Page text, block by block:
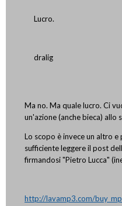
Lucro.
dralig
Ma no. Ma quale lucro. Ci
un'azione (anche bieca) allo
Lo scopo è invece un altro e
sufficiente leggere il post
firmandosi "Pietro Lucca"
http://lavamp3.com/